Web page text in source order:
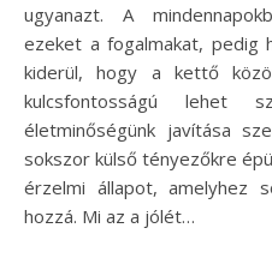
ugyanazt. A
ezeket a fogalmakat, pedig
kiderül, hogy a kettő
kulcsfontosságú lehet
életminőségünk javítása
sokszor külső tényezőkre
érzelmi állapot, amelyhez
hozzá. Mi az a jólét…